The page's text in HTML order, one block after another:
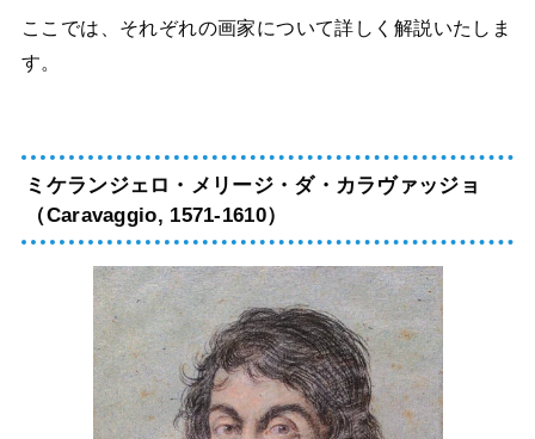
ここでは、それぞれの画家について詳しく解説いたしま
す。
ミケランジェロ・メリージ・ダ・カラヴァッジョ
（Caravaggio, 1571-1610）